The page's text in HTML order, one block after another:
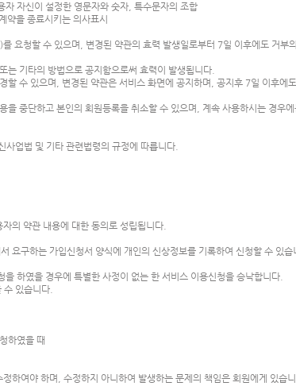
자신이 설정한 영문자와 숫자, 특수문자의 조합
약을 종료시키는 의사표시
요청할 수 있으며, 변경된 약관의 효력 발생일로부터 7일 이후에도 거부
기타의 방법으로 공지함으로써 효력이 발생됩니다.
수 있으며, 변경된 약관은 서비스 화면에 공지하며, 공지후 7일 이후에
중단하고 본인의 회원등록을 취소할 수 있으며, 계속 사용하시는 경우
업법 및 기타 관련법령의 규정에 따릅니다.
의 약관 내용에 대한 동의로 성립됩니다.
요구하는 가입신청서 양식에 개인의 신상정보를 기록하여 신청할 수 있습
하였을 경우에 특별한 사정이 없는 한 서비스 이용신청을 승낙합니다.
있습니다.
하였을 때
하여야 하며, 수정하지 아니하여 발생하는 문제의 책임은 회원에게 있습니